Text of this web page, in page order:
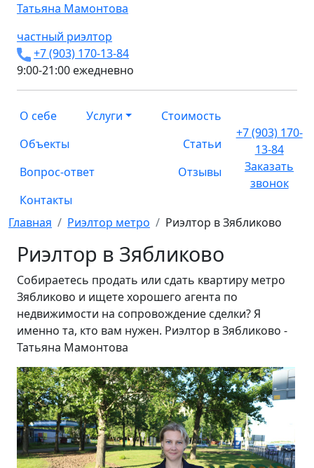
Татьяна Мамонтова
частный риэлтор
+7 (903) 170-13-84
9:00-21:00 ежедневно
О себе Услуги
Стоимость
Объекты
Статьи
Вопрос-ответ
Отзывы
Контакты
+7 (903) 170-
13-84
Заказать
звонок
Главная Риэлтор метро Риэлтор в Зябликово
Риэлтор в Зябликово
Собираетесь продать или сдать квартиру метро
Зябликово и ищете хорошего агента по
недвижимости на сопровождение сделки? Я
именно та, кто вам нужен. Риэлтор в Зябликово -
Татьяна Мамонтова